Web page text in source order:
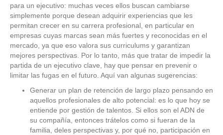
para un ejecutivo: muchas veces ellos buscan cambiarse
simplemente porque desean adquirir experiencias que les
permitan crecer en su carrera profesional, en particular en
empresas cuyas marcas sean más fuertes y reconocidas en el
mercado, ya que eso valora sus curriculums y garantizan
mejores perspectivas. Por lo tanto, más que tratar de impedir la
partida de un ejecutivo clave, hay que pensar en prevenir o
limitar las fugas en el futuro. Aquí van algunas sugerencias:
Generar un plan de retención de largo plazo pensando en
aquellos profesionales de alto potencial: es lo que hoy se
entiende por gestión de talentos. Si ellos son el ADN de
su compañía, entonces trátelos como si fueran de la
familia, deles perspectivas y, por qué no, participación en